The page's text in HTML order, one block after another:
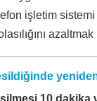
işletim sistemi
10 dakika